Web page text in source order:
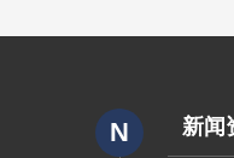
N 新闻